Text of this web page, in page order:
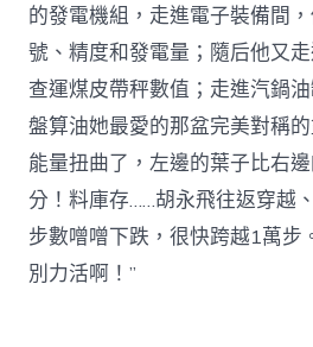
的發電機組，走進電子裝備間
號、精度和發電量；隨后他又
查運煤皮帶秤數值；走進汽鍋
盤算油她最愛的那盆完美對稱
能量扭曲了，左邊的葉子比右
分！料庫存……胡永飛往返穿越
步數噌噌下跌，很快跨越1萬步
別力活啊！”